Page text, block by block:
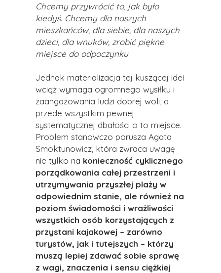
Chcemy przywrócić to, jak było
kiedyś. Chcemy dla naszych
mieszkańców, dla siebie, dla naszych
dzieci, dla wnuków, zrobić piękne
miejsce do odpoczynku.
Jednak materializacja tej kuszącej idei
wciąż wymaga ogromnego wysiłku i
zaangażowania ludzi dobrej woli, a
przede wszystkim pewnej
systematycznej dbałości o to miejsce.
Problem stanowczo porusza Agata
Smoktunowicz, która zwraca uwagę
nie tylko na konieczność cyklicznego
porządkowania całej przestrzeni i
utrzymywania przyszłej plaży w
odpowiednim stanie, ale również na
poziom świadomości i wrażliwości
wszystkich osób korzystających z
przystani kajakowej – zarówno
turystów, jak i tutejszych – którzy
muszą lepiej zdawać sobie sprawę
z wagi, znaczenia i sensu ciężkiej